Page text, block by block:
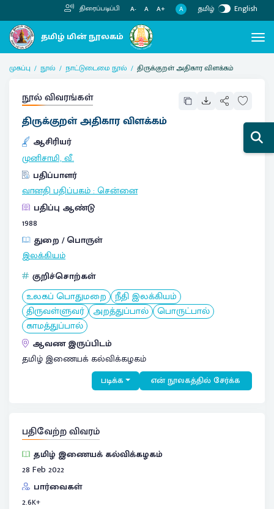
திரைப்படிப்பி A- A A+ A தமிழ் English
முகப்பு நூல் நாட்டுடைமை நூல் திருக்குறள் அதிகார விளக்கம்
நூல் விவரங்கள்
திருக்குறள் அதிகார விளக்கம்
ஆசிரியர்
முனிசாமி, வீ.
பதிப்பாளர்
வானதி பதிப்பகம்:சென்னை
பதிப்பு ஆண்டு
1988
துறை / பொருள்
இலக்கியம்
குறிச்சொற்கள்
உலகப் பொதுமறை நீதி இலக்கியம்
திருவள்ளுவர் அறத்துப்பால் பொருட்பால்
காமத்துப்பால்
ஆவண இருப்பிடம்
தமிழ் இணையக் கல்விக்கழகம்
படிக்க என் நூலகத்தில் சேர்க்க
பதிவேற்ற விவரம்
தமிழ் இணையக் கல்விக்கழகம்
28 Feb 2022
பார்வைகள்
2.6K+